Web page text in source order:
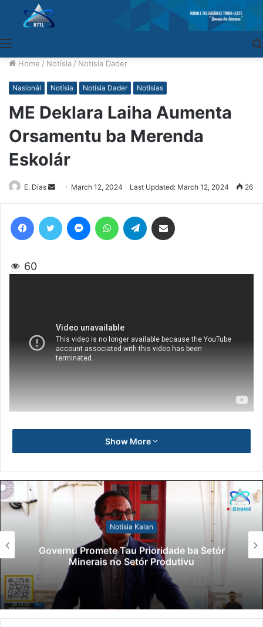
Home / Notísia / Notísia Dader
Nasionál Notísia Notísia Dader Notisias
ME Deklara Laiha Aumenta
Orsamentu ba Merenda
Eskolár
E. Dias
Send
an
March 12, 2024 Last Updated: March 12, 2024 26
60
Show More
Notísia Kalan
Governu Promete Tau Prioridade ba Setór
Minerais no Setór Produtivu